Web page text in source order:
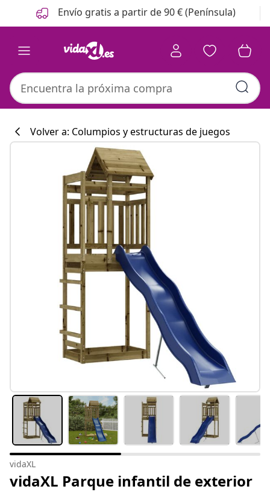
Anterior
Siguiente Envío gratis a partir de 90 € (Península)
#sharemevidaxl
Volver a: Columpios y estructuras de juegos
vidaXL
vidaXL Parque infantil de exterior